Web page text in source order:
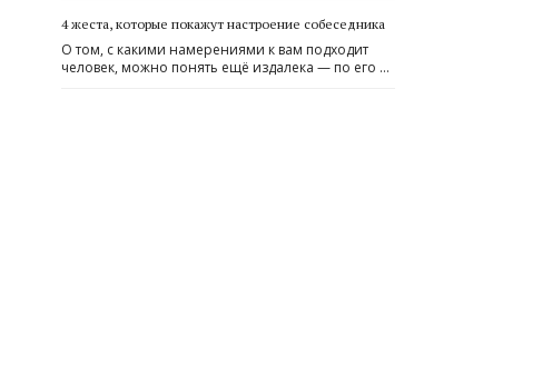
4 жеста, которые покажут настроение собеседника
О том, с какими намерениями к вам подходит
человек, можно понять ещё издалека — по его …